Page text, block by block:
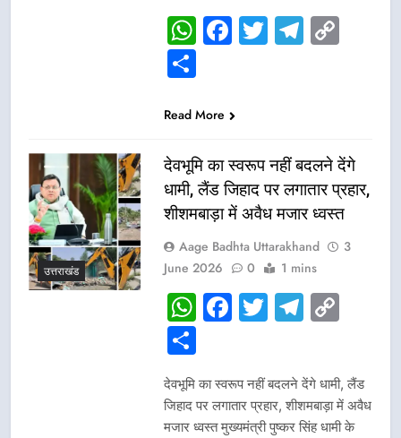
WhatsApp
Facebook
Twitter
Share
Read More
उत्तराखंड
देवभूमि का स्वरूप नहीं बदलने देंगे
धामी, लैंड जिहाद पर लगातार प्रहार,
शीशमबाड़ा में अवैध मजार ध्वस्त
Aage Badhta Uttarakhand
3
June 2026
0 1 mins
WhatsApp
Facebook
Twitter
Share
देवभूमि का स्वरूप नहीं बदलने देंगे धामी, लैंड
जिहाद पर लगातार प्रहार, शीशमबाड़ा में अवैध
मजार ध्वस्त मुख्यमंत्री पुष्कर सिंह धामी के